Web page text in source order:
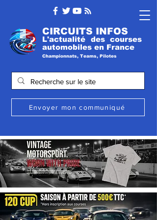
CIRCUITS INFOS
L'actualité des courses
automobiles en France
Championnats, Teams, Pilotes
Envoyer mon communiqué